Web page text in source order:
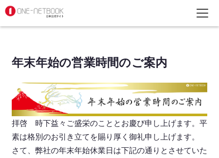
年末年始の営業時間のご案内
拝啓 時下益々ご盛栄のこととお慶び申し上げます。平
素は格別のお引き立てを賜り厚く御礼申し上げます。
さて、弊社の年末年始休業日は下記の通りとさせていた